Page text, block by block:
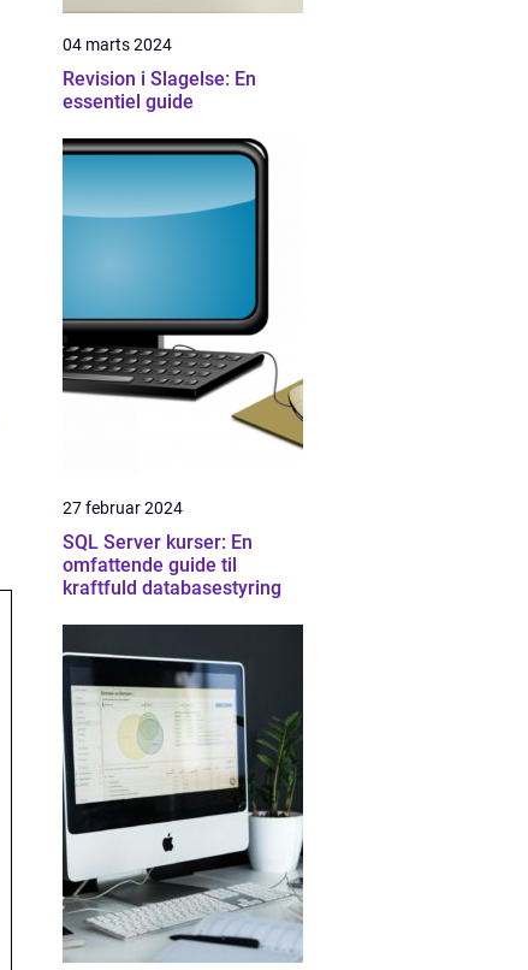
04 marts 2024
Revision i Slagelse: En
essentiel guide
27 februar 2024
SQL Server kurser: En
omfattende guide til
kraftfuld databasestyring